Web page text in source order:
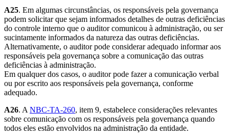
A25. Em algumas circunstâncias, os responsáveis pela governança
podem solicitar que sejam informados detalhes de outras deficiências
do controle interno que o auditor comunicou à administração, ou ser
sucintamente informados da natureza das outras deficiências.
Alternativamente, o auditor pode considerar adequado informar aos
responsáveis pela governança sobre a comunicação das outras
deficiências à administração.
Em qualquer dos casos, o auditor pode fazer a comunicação verbal
ou por escrito aos responsáveis pela governança, conforme
adequado.
A26. A NBC-TA-260, item 9, estabelece considerações relevantes
sobre comunicação com os responsáveis pela governança quando
todos eles estão envolvidos na administração da entidade.